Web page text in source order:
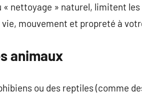
nettoyage » naturel, limitent
mouvement et propreté à
animaux
ou des reptiles (comme